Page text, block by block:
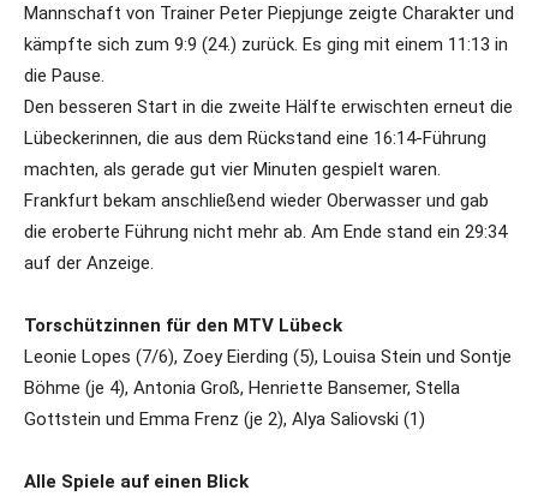
Mannschaft von Trainer Peter Piepjunge zeigte Charakter und
kämpfte sich zum 9:9 (24.) zurück. Es ging mit einem 11:13 in
die Pause.
Den besseren Start in die zweite Hälfte erwischten erneut die
Lübeckerinnen, die aus dem Rückstand eine 16:14-Führung
machten, als gerade gut vier Minuten gespielt waren.
Frankfurt bekam anschließend wieder Oberwasser und gab
die eroberte Führung nicht mehr ab. Am Ende stand ein 29:34
auf der Anzeige.
Torschützinnen für den MTV Lübeck
Leonie Lopes (7/6), Zoey Eierding (5), Louisa Stein und Sontje
Böhme (je 4), Antonia Groß, Henriette Bansemer, Stella
Gottstein und Emma Frenz (je 2), Alya Saliovski (1)
Alle Spiele auf einen Blick